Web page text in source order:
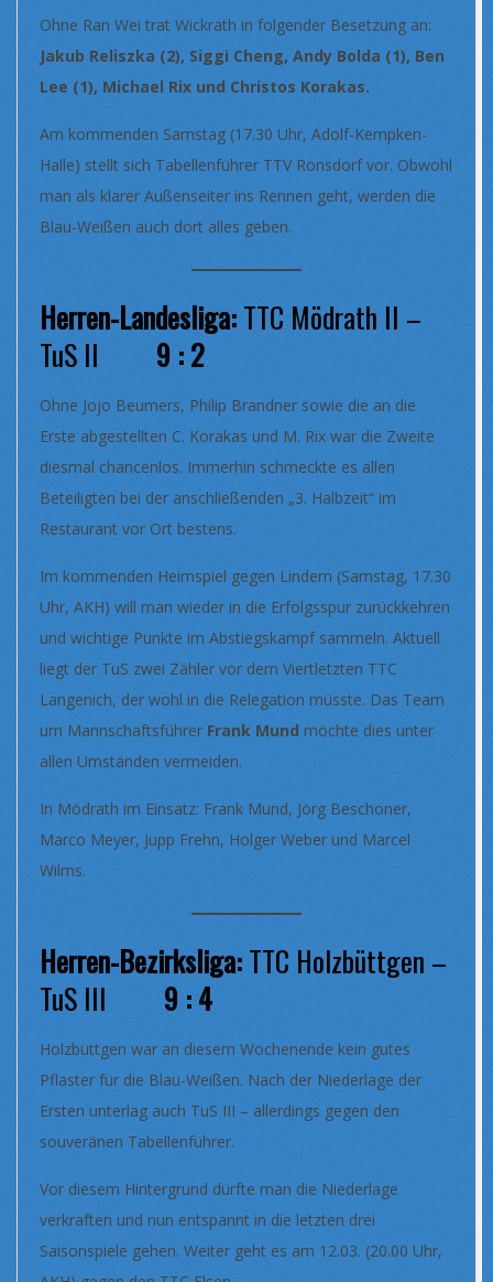
Ohne Ran Wei trat Wickrath in folgender Besetzung an:
Jakub Reliszka (2), Siggi Cheng, Andy Bolda (1), Ben
Lee (1), Michael Rix und Christos Korakas.
Am kommenden Samstag (17.30 Uhr, Adolf-Kempken-
Halle) stellt sich Tabellenführer TTV Ronsdorf vor. Obwohl
man als klarer Außenseiter ins Rennen geht, werden die
Blau-Weißen auch dort alles geben.
Herren-Landesliga:TTC Mödrath II –
TuS II 9 : 2
Ohne Jojo Beumers, Philip Brandner sowie die an die
Erste abgestellten C. Korakas und M. Rix war die Zweite
diesmal chancenlos. Immerhin schmeckte es allen
Beteiligten bei der anschließenden „3. Halbzeit“ im
Restaurant vor Ort bestens.
Im kommenden Heimspiel gegen Lindern (Samstag, 17.30
Uhr, AKH) will man wieder in die Erfolgsspur zurückkehren
und wichtige Punkte im Abstiegskampf sammeln. Aktuell
liegt der TuS zwei Zähler vor dem Viertletzten TTC
Langenich, der wohl in die Relegation müsste. Das Team
um Mannschaftsführer Frank Mund möchte dies unter
allen Umständen vermeiden.
In Mödrath im Einsatz: Frank Mund, Jörg Beschoner,
Marco Meyer, Jupp Frehn, Holger Weber und Marcel
Wilms.
Herren-Bezirksliga:TTC Holzbüttgen –
TuS III 9 : 4
Holzbüttgen war an diesem Wochenende kein gutes
Pflaster für die Blau-Weißen. Nach der Niederlage der
Ersten unterlag auch TuS III – allerdings gegen den
souveränen Tabellenführer.
Vor diesem Hintergrund dürfte man die Niederlage
verkraften und nun entspannt in die letzten drei
Saisonspiele gehen. Weiter geht es am 12.03. (20.00 Uhr,